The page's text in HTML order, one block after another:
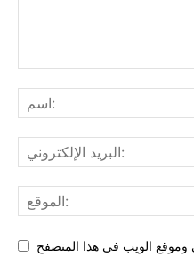
وموقع الويب في هذا المتصفح